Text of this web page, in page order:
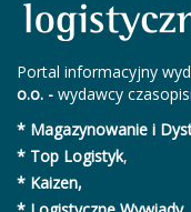
Portal informacyjny
o.o. - wydawcy
* Magazynowanie i
* Top Logistyk,
* Kaizen,